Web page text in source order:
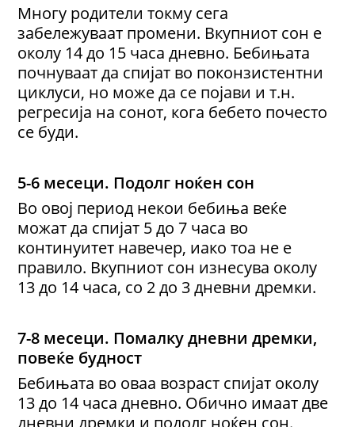
Многу родители токму сега
забележуваат промени. Вкупниот сон е
околу 14 до 15 часа дневно. Бебињата
почнуваат да спијат во поконзистентни
циклуси, но може да се појави и т.н.
регресија на сонот, кога бебето почесто
се буди.
5-6 месеци. Подолг ноќен сон
Во овој период некои бебиња веќе
можат да спијат 5 до 7 часа во
континуитет навечер, иако тоа не е
правило. Вкупниот сон изнесува околу
13 до 14 часа, со 2 до 3 дневни дремки.
7-8 месеци. Помалкудневнидремки,
повеќе будност
Бебињата во оваа возраст спијат околу
13 до 14 часа дневно. Обично имаат две
дневни дремки и подолг ноќен сон.